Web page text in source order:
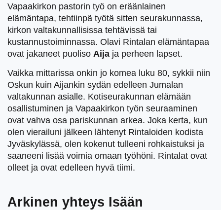
Vapaakirkon pastorin työ on eräänlainen
elämäntapa, tehtiinpä työtä sitten seurakunnassa,
kirkon valtakunnallisissa tehtävissä tai
kustannustoiminnassa. Olavi Rintalan elämäntapaa
ovat jakaneet puoliso Aija ja perheen lapset.
Vaikka mittarissa onkin jo komea luku 80, sykkii niin
Oskun kuin Aijankin sydän edelleen Jumalan
valtakunnan asialle. Kotiseurakunnan elämään
osallistuminen ja Vapaakirkon työn seuraaminen
ovat vahva osa pariskunnan arkea. Joka kerta, kun
olen vierailuni jälkeen lähtenyt Rintaloiden kodista
Jyväskylässä, olen kokenut tulleeni rohkaistuksi ja
saaneeni lisää voimia omaan työhöni. Rintalat ovat
olleet ja ovat edelleen hyvä tiimi.
Arkinen yhteys Isään